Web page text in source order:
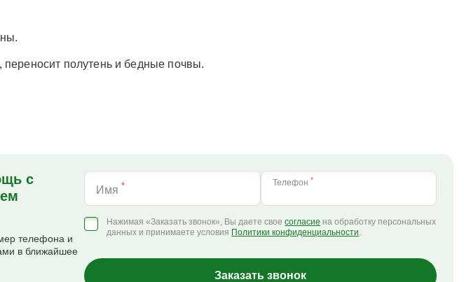
полутень и бедные почвы.
с
телефона и
в ближайшее
Имя * Телефон *
Нажимая «Заказать звонок», Вы даете своесогласие на обработку персональных
данных и принимаете условия Политики конфиденциальности.
Заказать звонок